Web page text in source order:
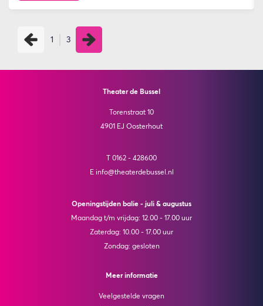
1 3
Theater de Bussel
Torenstraat 10
4901 EJ Oosterhout
T 0162 - 428600
E info@theaterdebussel.nl
Openingstijden balie - juli & augustus
Maandag t/m vrijdag: 12.00 - 17.00 uur
Zaterdag: 10.00 - 17.00 uur
Zondag: gesloten
Meer informatie
Veelgestelde vragen